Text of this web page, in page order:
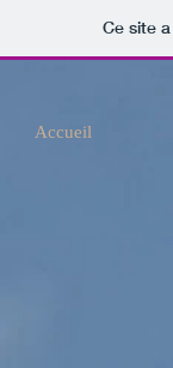
Ce site
Accueil